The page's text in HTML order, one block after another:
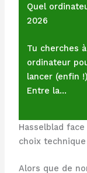
Quel
2026
Tu cherches
ordinateur
lancer (enfin
Entre la…
Hasselblad
choix
Alors que de